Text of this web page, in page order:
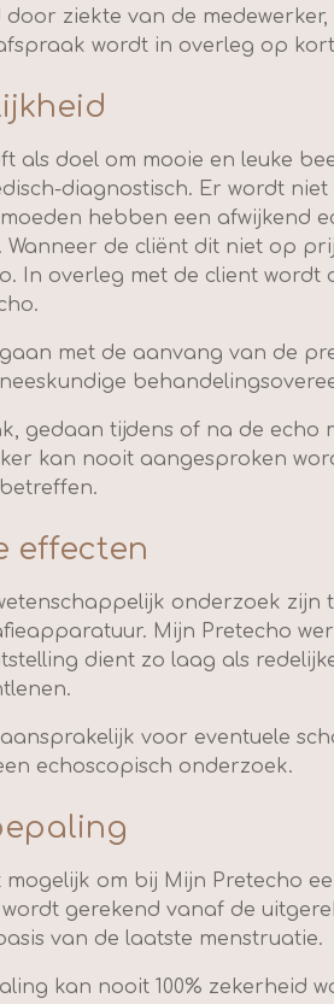
ziekte van de
wordt in overleg op
als doel om mooie en leuke
diagnostisch. Er wordt
hebben een afwijkend
Wanneer de cliënt dit niet op
In overleg met de client
met de aanvang van de
gedaan tijdens of na de
kan nooit aangesproken
effecten
onderzoek
Mijn Pretecho
dient zo laag als
voor eventuele
echoscopisch onderzoek.
mogelijk om bij Mijn Pretecho
gerekend vanaf de
van de laatste menstruatie.
kan nooit 100% zekerheid